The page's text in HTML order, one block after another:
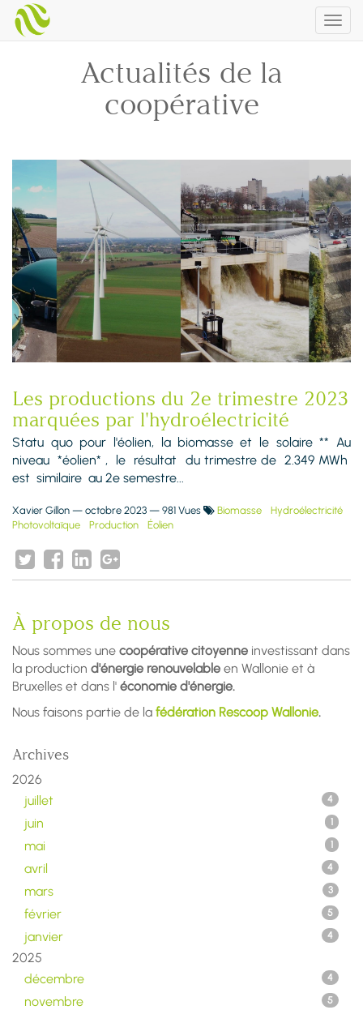
Actualités de la
coopérative
Les productions du 2e trimestre 2023
marquées par l'hydroélectricité
Statu quo pour l'éolien, la biomasse et le solaire ** Au
niveau *éolien* , le résultat du trimestre de 2.349 MWh
est similaire au 2e semestre...
Xavier Gillon — octobre 2023 — 981 Vues Biomasse
Hydroélectricité
Photovoltaïque
Production Éolien
À propos de nous
Nous sommes une coopérative citoyenne investissant dans
la production d'énergie renouvelable en Wallonie et à
Bruxelles et dans l' économie d'énergie.
Nous faisons partie de la fédération Rescoop Wallonie.
Archives
2026
juillet
4
juin 1
mai 1
avril 4
mars 3
février 5
janvier 4
2025
décembre
4
novembre 5